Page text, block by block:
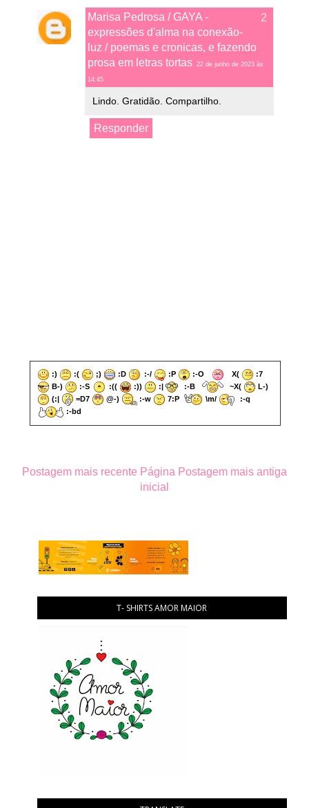
Marisa Pedrosa / GAYA -
expressões d'alma na conexão-
luz / poemas e cronicas, e fazendo
prosa em letras tortas
22 de junho de 2023 às
14:45
Lindo. Gratidão. Compartilho.
Responder
:) :( ;) :D :-/ :P :-O X(
:7
B-)
:-S :(( :)) :| :-B ~X(
L-)
(:|
=D7 @-) :-w 7:P \m/
:-q
:-bd
Postagem mais recente Postagem mais antiga
Página
inicial
T- SHIRTS AMOR MAIOR